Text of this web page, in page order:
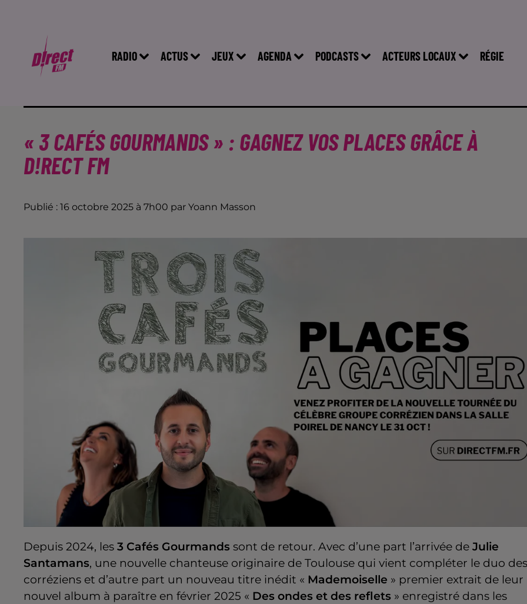
RADIO ACTUS JEUX AGENDA PODCASTS ACTEURS LOCAUX RÉGIE
« 3 CAFÉS GOURMANDS » : GAGNEZ VOS PLACES GRÂCE À
D!RECT FM
Publié : 16 octobre 2025 à 7h00 par Yoann Masson
Depuis 2024, les 3 Cafés Gourmands sont de retour. Avec d’une part l’arrivée de Julie
Santamans, une nouvelle chanteuse originaire de Toulouse qui vient compléter le duo des
corréziens et d’autre part un nouveau titre inédit « Mademoiselle » premier extrait de leur
nouvel album à paraître en février 2025 « Des ondes et des reflets » enregistré dans les